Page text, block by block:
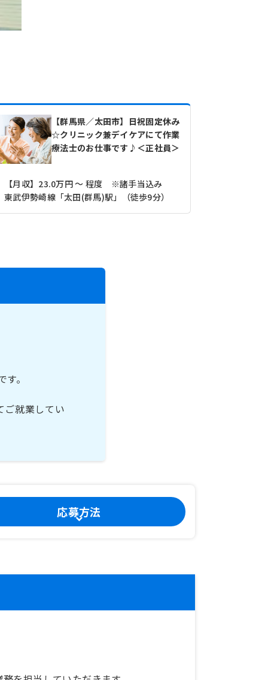
【群馬県／太田市】日祝固定休み
☆クリニック兼デイケアにて作業
療法士のお仕事です♪＜正社員＞
【月収】23.0万円 ～ 程度 ※諸手当込み
東武伊勢崎線「太田(群馬)駅」（徒歩9分）
。
ご就業してい
応募方法